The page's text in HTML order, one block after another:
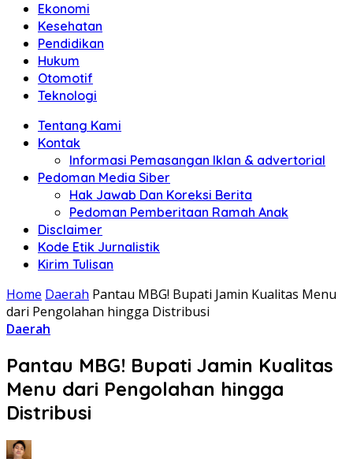
Ekonomi
Kesehatan
Pendidikan
Hukum
Otomotif
Teknologi
Tentang Kami
Kontak
Informasi Pemasangan Iklan & advertorial
Pedoman Media Siber
Hak Jawab Dan Koreksi Berita
Pedoman Pemberitaan Ramah Anak
Disclaimer
Kode Etik Jurnalistik
Kirim Tulisan
Home Daerah Pantau MBG! Bupati Jamin Kualitas Menu
dari Pengolahan hingga Distribusi
Daerah
Pantau MBG! Bupati Jamin Kualitas
Menu dari Pengolahan hingga
Distribusi